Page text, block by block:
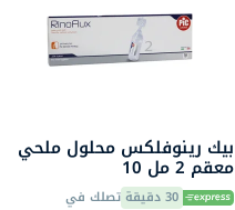
بيك رينوفلكس محلول ملحي
معقم 2 مل 10
30 دقيقة تصلك في